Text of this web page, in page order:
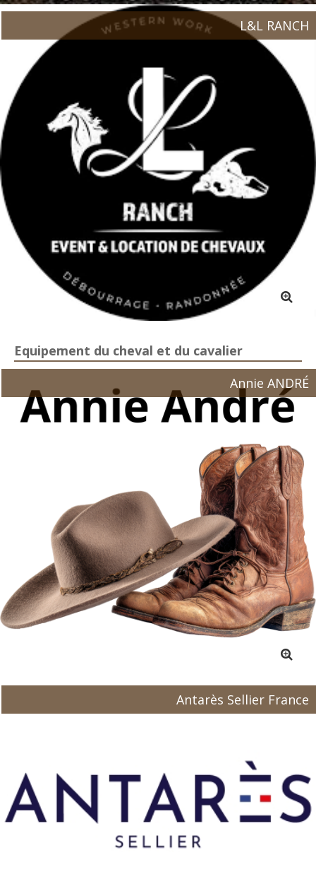
L&L RANCH
Equipement du cheval et du cavalier
Annie ANDRÉ
Antarès Sellier France